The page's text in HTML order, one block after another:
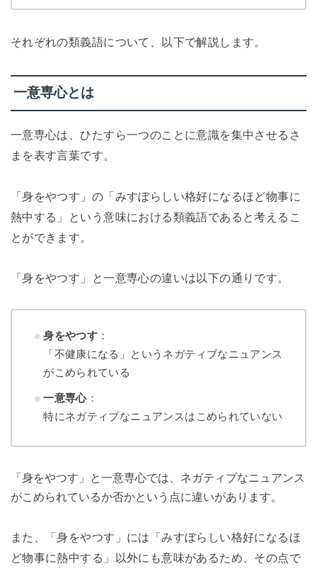
それぞれの類義語について、以下で解説します。
一意専心とは
一意専心は、ひたすら一つのことに意識を集中させるさ
まを表す言葉です。
「身をやつす」の「みすぼらしい格好になるほど物事に
熱中する」という意味における類義語であると考えるこ
とができます。
「身をやつす」と一意専心の違いは以下の通りです。
身をやつす ：
「不健康になる」というネガティブなニュアンス
がこめられている
一意専心：
特にネガティブなニュアンスはこめられていない
「身をやつす」と一意専心では、ネガティブなニュアンス
がこめられているか否かという点に違いがあります。
また、「身をやつす」には「みすぼらしい格好になるほ
ど物事に熱中する」以外にも意味があるため、その点で